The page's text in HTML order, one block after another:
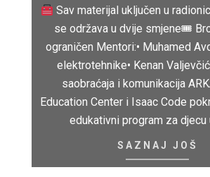
Sav materijal uključen u
se održava u dvije smjene🎟
ograničen Mentori:• Muhamed
elektrotehnike• Kenan
saobraćaja i komunikacija
Education Center i Isaac Code
edukativni program za djecu
SAZNAJ JOŠ